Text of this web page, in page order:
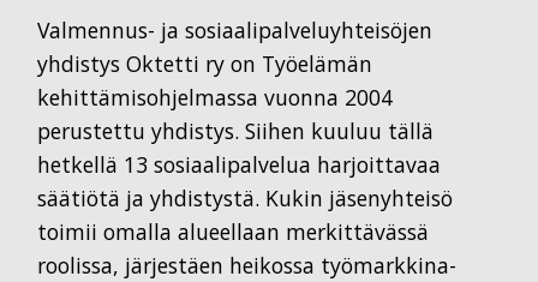
Valmennus- ja sosiaalipalveluyhteisöjen
yhdistys Oktetti ry on Työelämän
kehittämisohjelmassa vuonna 2004
perustettu yhdistys. Siihen kuuluu tällä
hetkellä 13 sosiaalipalvelua harjoittavaa
säätiötä ja yhdistystä. Kukin jäsenyhteisö
toimii omalla alueellaan merkittävässä
roolissa, järjestäen heikossa työmarkkina-